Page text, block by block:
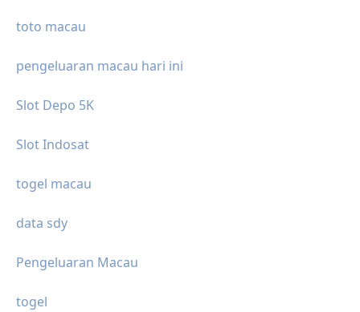
toto macau
pengeluaran macau hari ini
Slot Depo 5K
Slot Indosat
togel macau
data sdy
Pengeluaran Macau
togel